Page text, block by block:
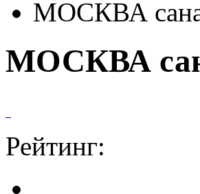
МОСКВА
МОСКВА
Рейтинг: